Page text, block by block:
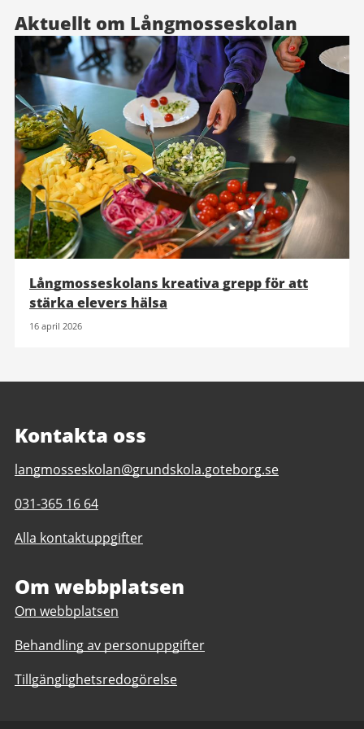
Aktuellt om Långmosseskolan
Långmosseskolans kreativa grepp för att
stärka elevers hälsa
16 april 2026
Kontakta oss
E-
till
Långmosseskolan
F-
anpassad
grundskola
3
langmosseskolan@grundskola.goteborg.se
Telefonnummer
Långmosseskolan
3,
anpassad
grundskola
1-
031-365 16 64
Alla kontaktuppgifter
Om webbplatsen
Om webbplatsen
Behandling av personuppgifter
Tillgänglighetsredogörelse